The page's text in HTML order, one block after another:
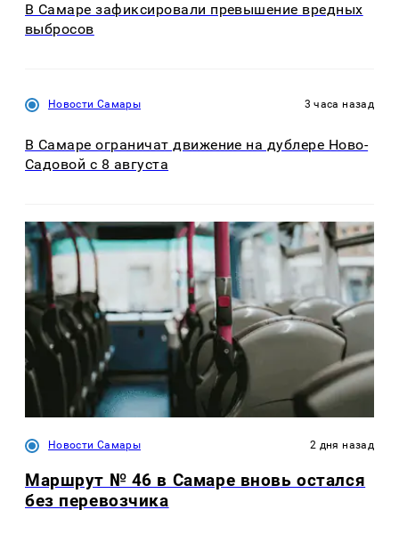
В Самаре зафиксировали превышение вредных
выбросов
Новости Самары 3 часа назад
В Самаре ограничат движение на дублере Ново-
Садовой с 8 августа
Новости Самары 2 дня назад
Маршрут № 46 в Самаре вновь остался
без перевозчика